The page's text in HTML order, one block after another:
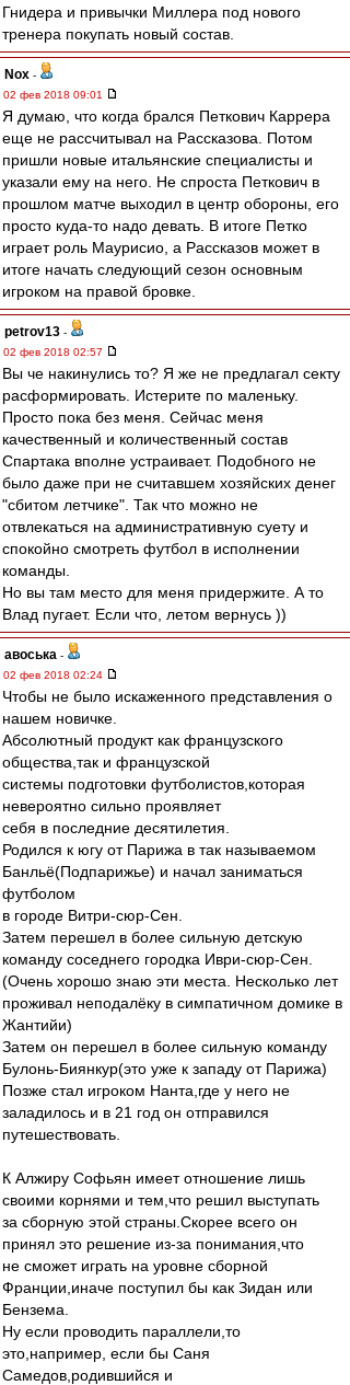
Гнидера и привычки Миллера под нового
тренера покупать новый состав.
Nox -
02 фев 2018 09:01
Я думаю, что когда брался Петкович Каррера
еще не рассчитывал на Рассказова. Потом
пришли новые итальянские специалисты и
указали ему на него. Не спроста Петкович в
прошлом матче выходил в центр обороны, его
просто куда-то надо девать. В итоге Петко
играет роль Маурисио, а Рассказов может в
итоге начать следующий сезон основным
игроком на правой бровке.
petrov13 -
02 фев 2018 02:57
Вы че накинулись то? Я же не предлагал секту
расформировать. Истерите по маленьку.
Просто пока без меня. Сейчас меня
качественный и количественный состав
Спартака вполне устраивает. Подобного не
было даже при не считавшем хозяйских денег
"сбитом летчике". Так что можно не
отвлекаться на административную суету и
спокойно смотреть футбол в исполнении
команды.
Но вы там место для меня придержите. А то
Влад пугает. Если что, летом вернусь ))
авоська -
02 фев 2018 02:24
Чтобы не было искаженного представления о
нашем новичке.
Абсолютный продукт как французского
общества,так и французской
системы подготовки футболистов,которая
невероятно сильно проявляет
себя в последние десятилетия.
Родился к югу от Парижа в так называемом
Банльё(Подпарижье) и начал заниматься
футболом
в городе Витри-сюр-Сен.
Затем перешел в более сильную детскую
команду соседнего городка Иври-сюр-Сен.
(Очень хорошо знаю эти места. Несколько лет
проживал неподалёку в симпатичном домике в
Жантийи)
Затем он перешел в более сильную команду
Булонь-Биянкур(это уже к западу от Парижа)
Позже стал игроком Нанта,где у него не
заладилось и в 21 год он отправился
путешествовать.
К Алжиру Софьян имеет отношение лишь
своими корнями и тем,что решил выступать
за сборную этой страны.Скорее всего он
принял это решение из-за понимания,что
не сможет играть на уровне сборной
Франции,иначе поступил бы как Зидан или
Бензема.
Ну если проводить параллели,то
это,например, если бы Саня
Самедов,родившийся и